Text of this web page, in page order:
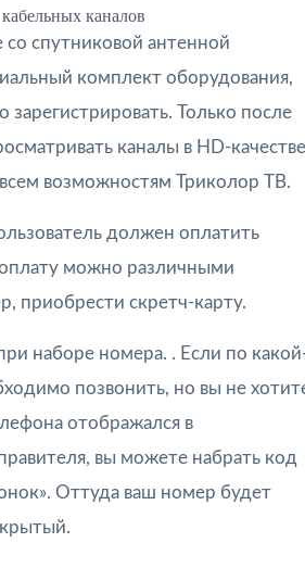
кабельных каналов
спутниковой антенной
комплект оборудования,
Только после
каналы в HD-
возможностям Триколор ТВ.
должен оплатить
можно различными
приобрести скретч-карту.
наборе номера. . Если по
позвонить, но вы не
отображался в
вы можете набрать код
Оттуда ваш номер будет